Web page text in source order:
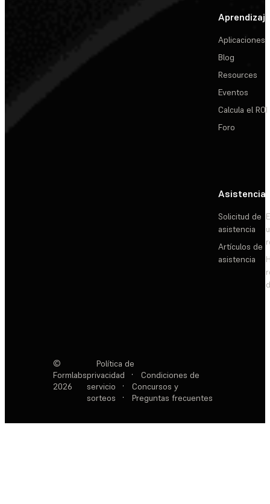
Aprendizaje
Aplicaciones
Blog
Resources
Eventos
Calcula el ROI
Foro
Asistencia
Solicitud de
asistencia
Artículos de
asistencia
©
Formlabs
2026
Política de
privacidad
·
Condiciones de
servicio
·
Concursos y
sorteos
· Preguntas frecuentes